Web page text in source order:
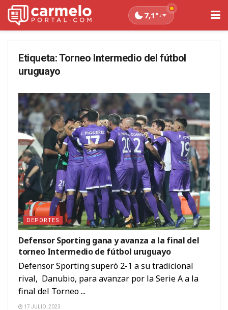
7,1°↓
Etiqueta:Torneo Intermedio del fútbol
uruguayo
DEPORTES
Defensor Sporting gana y avanza a la final del
torneo Intermedio de fútbol uruguayo
Defensor Sporting superó 2-1 a su tradicional
rival, Danubio, para avanzar por la Serie A a la
final del Torneo ...
17 JULIO, 2023